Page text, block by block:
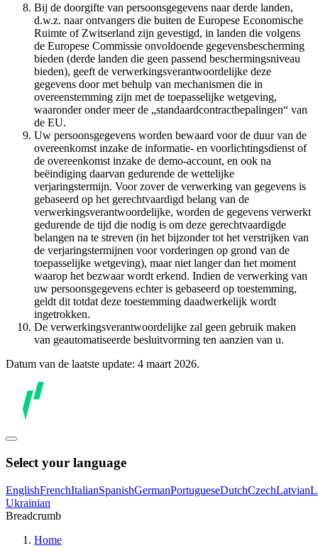
Bij de doorgifte van persoonsgegevens naar derde landen,
d.w.z. naar ontvangers die buiten de Europese Economische
Ruimte of Zwitserland zijn gevestigd, in landen die volgens
de Europese Commissie onvoldoende gegevensbescherming
bieden (derde landen die geen passend beschermingsniveau
bieden), geeft de verwerkingsverantwoordelijke deze
gegevens door met behulp van mechanismen die in
overeenstemming zijn met de toepasselijke wetgeving,
waaronder onder meer de „standaardcontractbepalingen“ van
de EU.
Uw persoonsgegevens worden bewaard voor de duur van de
overeenkomst inzake de informatie- en voorlichtingsdienst of
de overeenkomst inzake de demo-account, en ook na
beëindiging daarvan gedurende de wettelijke
verjaringstermijn. Voor zover de verwerking van gegevens is
gebaseerd op het gerechtvaardigd belang van de
verwerkingsverantwoordelijke, worden de gegevens verwerkt
gedurende de tijd die nodig is om deze gerechtvaardigde
belangen na te streven (in het bijzonder tot het verstrijken van
de verjaringstermijnen voor vorderingen op grond van de
toepasselijke wetgeving), maar niet langer dan het moment
waarop het bezwaar wordt erkend. Indien de verwerking van
uw persoonsgegevens echter is gebaseerd op toestemming,
geldt dit totdat deze toestemming daadwerkelijk wordt
ingetrokken.
De verwerkingsverantwoordelijke zal geen gebruik maken
van geautomatiseerde besluitvorming ten aanzien van u.
Datum van de laatste update: 4 maart 2026.
Select your language
EnglishFrenchItalianSpanishGermanPortugueseDutchCzechLatvian
Ukrainian
Breadcrumb
Home